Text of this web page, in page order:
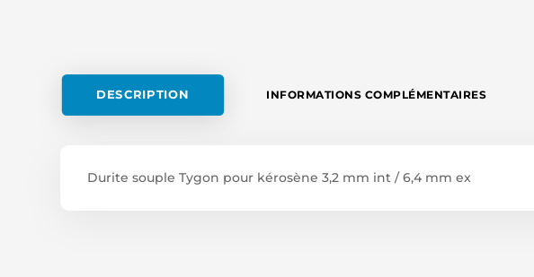
DESCRIPTION INFORMATIONS COMPLÉMENTAIRES
Durite souple Tygon pour kérosène 3,2 mm int / 6,4 mm ex